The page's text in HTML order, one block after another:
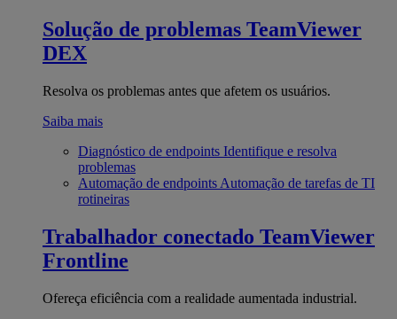
Solução de problemas TeamViewer
DEX
Resolva os problemas antes que afetem os usuários.
Saiba mais
Diagnóstico de endpoints Identifique e resolva
problemas
Automação de endpoints Automação de tarefas de TI
rotineiras
Trabalhador conectado TeamViewer
Frontline
Ofereça eficiência com a realidade aumentada industrial.